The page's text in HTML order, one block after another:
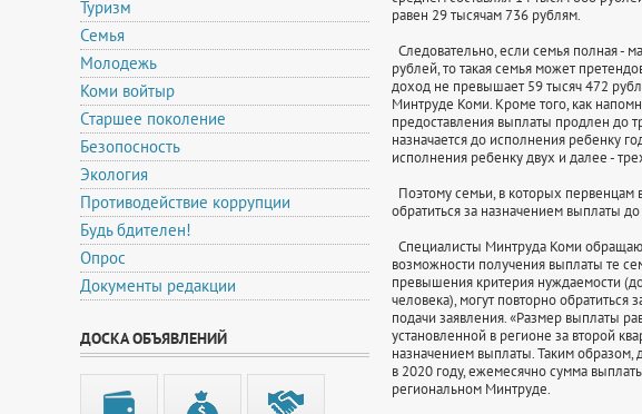
Туризм
Семья
Молодежь
Коми войтыр
Старшее поколение
Безопосность
Экология
Противодействие коррупции
Будь бдителен!
Опрос
Документы редакции
ДОСКА ОБЪЯВЛЕНИЙ
равен 29 тысячам 736 рублям.
Следовательно, если семья полная -
рублей, то такая семья может
доход не превышает 59 тысяч 472
Минтруде Коми. Кроме того, как
предоставления выплаты продлен до
назначается до исполнения ребенку
исполнения ребенку двух и далее -
Поэтому семьи, в которых первенцам
обратиться за назначением выплаты
Специалисты Минтруда Коми
возможности получения выплаты те
превышения критерия нуждаемости
человека), могут повторно
подачи заявления. «Размер выплаты
установленной в регионе за второй
назначением выплаты. Таким
в 2020 году, ежемесячно сумма
региональном Минтруде.